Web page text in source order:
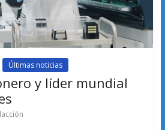
Últimas noticias
y líder mundial